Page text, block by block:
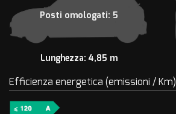
Posti omologati: 5
Lunghezza: 4,85 m
Efficienza energetica (emissioni / Km)